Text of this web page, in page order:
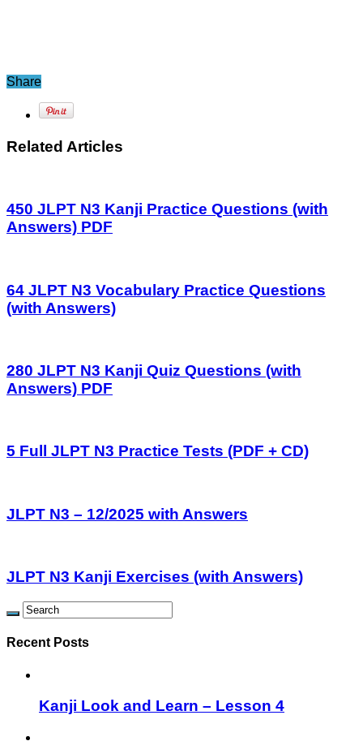
Share
Related Articles
450 JLPT N3 Kanji Practice Questions (with
Answers) PDF
64 JLPT N3 Vocabulary Practice Questions
(with Answers)
280 JLPT N3 Kanji Quiz Questions (with
Answers) PDF
5 Full JLPT N3 Practice Tests (PDF + CD)
JLPT N3 – 12/2025 with Answers
JLPT N3 Kanji Exercises (with Answers)
Recent Posts
Kanji Look and Learn – Lesson 4